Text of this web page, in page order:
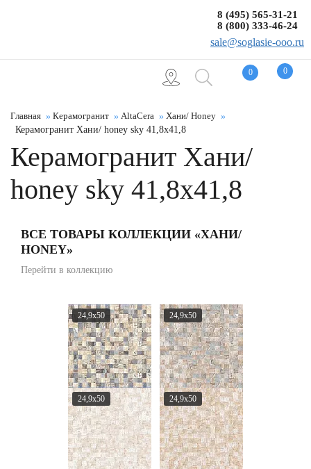
0 0
8 (495) 565-31-21
8 (800) 333-46-24
sale@soglasie-ooo.ru
Главная Керамогранит AltaCera
Хани/ Honey
Керамогранит Хани/ honey sky 41,8x41,8
Керамогранит Хани/
honey sky 41,8x41,8
ВСЕ ТОВАРЫ КОЛЛЕКЦИИ «ХАНИ/
HONEY»
Перейти в коллекцию
24,9x50 24,9x50
24,9x50 24,9x50